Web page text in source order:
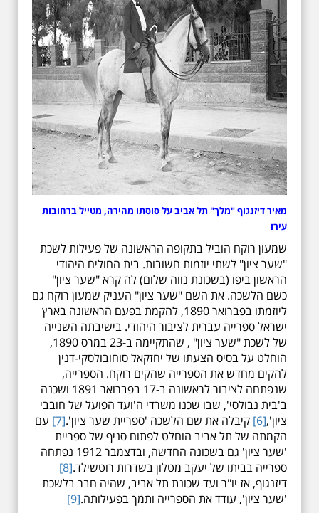
מאיר דיזנגוף "מלך" תל אביב על סוסתו מהירה, מטייל ברחובות
עירו
שמעון רוקח הוביל בתקופה הראשונה של פעילות לשכת
"שער ציון" לשתי יוזמות חשובות. בית החולים היהודי
הראשון ביפו (בשכונת נווה שלום) לה קרא "שער ציון"
כשם הלשכה. את השם "שער ציון" העניק שמעון רוקח גם
ליוזמתו בפברואר 1890, להקמת בפעם הראשונה בארץ
ישראל ספרייה עברית לציבור היהודי. בישיבתה השנייה
של לשכת "שער ציון" , שהתקיימה ב-23 במרס 1890,
הוחלט על בסיס הצעתו של יחזקאל סוחובולסקי-דנין
להקים מחדש את הספרייה שהקים רוקח. הספרייה,
שנפתחה לציבור לראשונה ב-17 בפברואר 1891 ושכנה
ב'בית נבולסי', שבו שכנו משרדי ה'ועד הפועל של חובבי
ציון',[6] קיבלה את שם הלשכה 'ספריית שער ציון'.[7]
עם
הקמתה של תל אביב הוחלט לפתוח סניף של ספריית
'שער ציון' גם בשכונה החדשה, ובדצמבר 1912 נפתחה
ספרייה בביתו של יעקב מטלון בשדרות רוטשילד.[8]
דיזנגוף, אז יו"ר ועד שכונת תל אביב, שהיה חבר בלשכת
'שער ציון', עודד את הספרייה ותמך בפעילותה.[9]